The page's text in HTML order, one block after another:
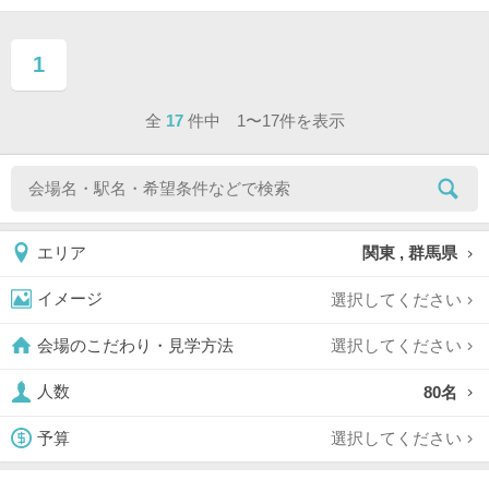
1
ページ目
全 17 件中 1〜17件を表示
エリア 関東 , 群馬県
イメージ 選択してください
会場のこだわり・見学方法 選択してください
人数 80名
予算 選択してください